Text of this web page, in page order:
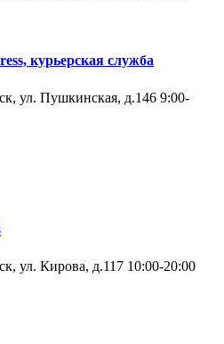
курьерская служба
ул. Пушкинская, д.146 9:00-
ул. Кирова, д.117 10:00-20:00